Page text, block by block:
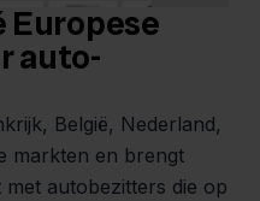
Europese
auto-
België, Nederland,
markten en brengt
autobezitters die op